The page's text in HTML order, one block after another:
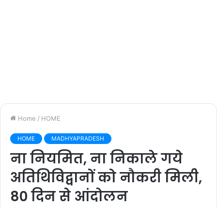
Home / HOME
HOME MADHYAPRADESH
ना नियमित, ना निकाले गये
अतिथिविद्वानों को नौकरी मिली,
80 दिन से आंदोलन